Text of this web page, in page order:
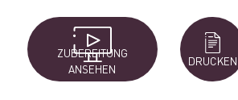
ZUBEREITUNG
ANSEHEN
DRUCKEN